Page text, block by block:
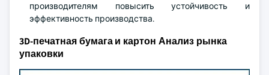
производителям повысить устойчивость и
эффективность производства.
3D-печатная бумага и картон Анализ рынка
упаковки